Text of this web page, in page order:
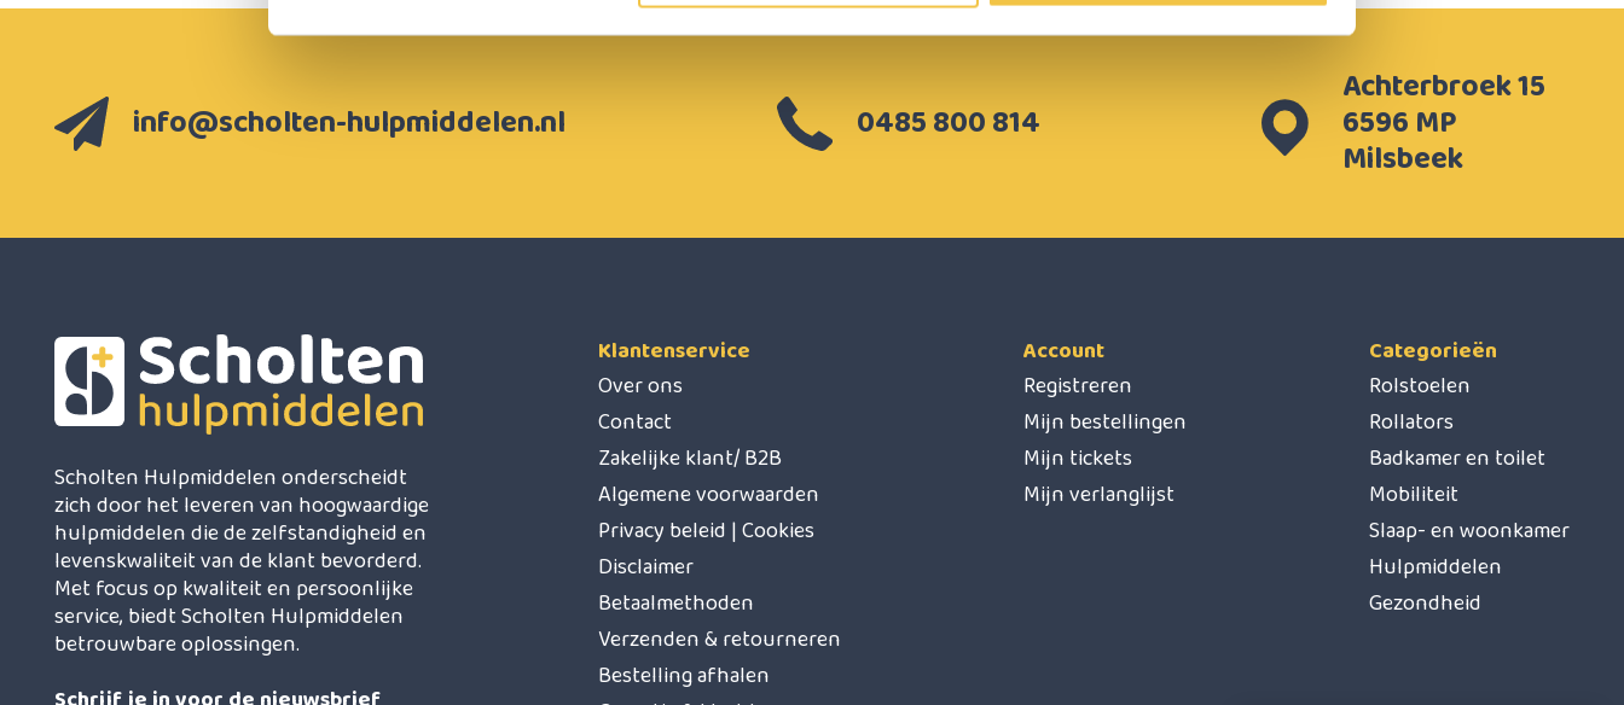
info@scholten-hulpmiddelen.nl 0485 800 814
Achterbroek 15
6596 MP
Milsbeek
Scholten Hulpmiddelen onderscheidt
zich door het leveren van hoogwaardige
hulpmiddelen die de zelfstandigheid en
levenskwaliteit van de klant bevorderd.
Met focus op kwaliteit en persoonlijke
service, biedt Scholten Hulpmiddelen
betrouwbare oplossingen.
Klantenservice
Over ons
Contact
Zakelijke klant/ B2B
Algemene voorwaarden
Privacy beleid | Cookies
Disclaimer
Betaalmethoden
Verzenden & retourneren
Bestelling afhalen
Account
Registreren
Mijn bestellingen
Mijn tickets
Mijn verlanglijst
Categorieën
Rolstoelen
Rollators
Badkamer en toilet
Mobiliteit
Slaap- en woonkamer
Hulpmiddelen
Gezondheid